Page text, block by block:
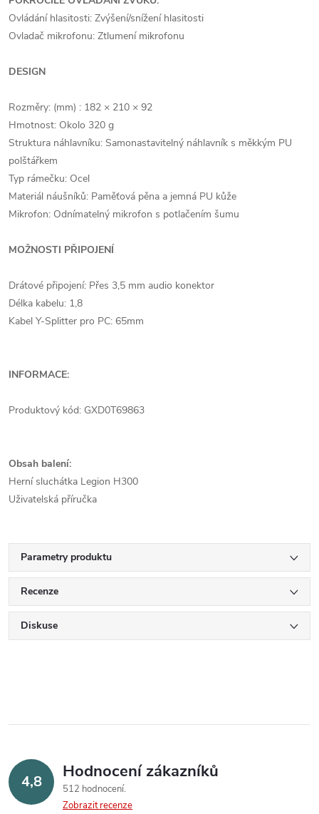
Ovládání hlasitosti: Zvýšení/snížení hlasitosti
Ovladač mikrofonu: Ztlumení mikrofonu
DESIGN
Rozměry: (mm) : 182 × 210 × 92
Hmotnost: Okolo 320 g
Struktura náhlavníku: Samonastavitelný náhlavník s měkkým PU
polštářkem
Typ rámečku: Ocel
Materiál náušníků: Paměťová pěna a jemná PU kůže
Mikrofon: Odnímatelný mikrofon s potlačením šumu
MOŽNOSTI PŘIPOJENÍ
Drátové připojení: Přes 3,5 mm audio konektor
Délka kabelu: 1,8
Kabel Y-Splitter pro PC: 65mm
INFORMACE:
Produktový kód: GXD0T69863
Obsah balení:
Herní sluchátka Legion H300
Uživatelská příručka
Parametry produktu
Recenze
Diskuse
4,8 Hodnocení zákazníků
512 hodnocení
Zobrazit recenze